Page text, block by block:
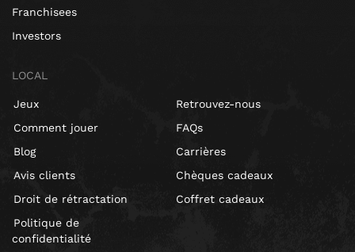
Franchisees
Investors
LOCAL
Jeux
Comment jouer
Blog
Avis clients
Droit de rétractation
Politique de
confidentialité
Retrouvez-nous
FAQs
Carrières
Chèques cadeaux
Coffret cadeaux